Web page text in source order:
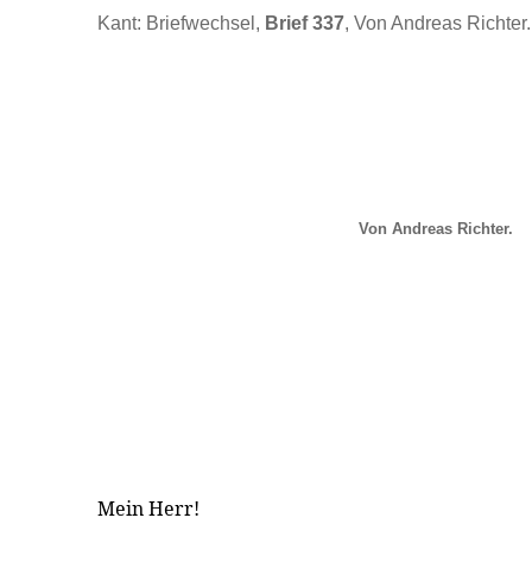
Kant: Briefwechsel, Brief 337, Von Andreas Richter.
Von Andreas Richter.
Mein Herr!